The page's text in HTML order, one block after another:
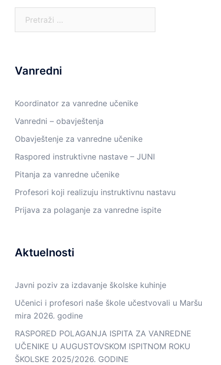
Vanredni
Koordinator za vanredne učenike
Vanredni – obavještenja
Obavještenje za vanredne učenike
Raspored instruktivne nastave – JUNI
Pitanja za vanredne učenike
Profesori koji realizuju instruktivnu nastavu
Prijava za polaganje za vanredne ispite
Aktuelnosti
Javni poziv za izdavanje školske kuhinje
Učenici i profesori naše škole učestvovali u Maršu
mira 2026. godine
RASPORED POLAGANJA ISPITA ZA VANREDNE
UČENIKE U AUGUSTOVSKOM ISPITNOM ROKU
ŠKOLSKE 2025/2026. GODINE